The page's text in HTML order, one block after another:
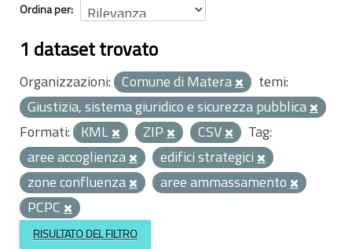
Ordina per
1 dataset trovato
Organizzazioni: Comune di Matera
temi:
Giustizia, sistema giuridico e sicurezza pubblica
Formati: KML ZIP CSV
Tag:
aree accoglienza
edifici strategici
zone confluenza
aree ammassamento
PCPC
RISULTATO DEL FILTRO